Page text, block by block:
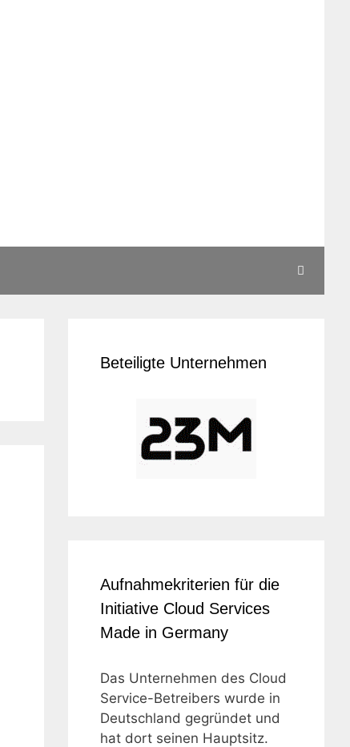
Beteiligte Unternehmen
Aufnahmekriterien für die
Initiative Cloud Services
Made in Germany
Das Unternehmen des Cloud
Service-Betreibers wurde in
Deutschland gegründet und
hat dort seinen Hauptsitz.